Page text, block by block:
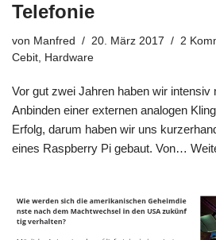
Telefonie
von Manfred 20. März 2017
2
Cebit, Hardware
Vor gut zwei Jahren haben wir intensiv
Anbinden einer externen analogen
Erfolg, darum haben wir uns
eines Raspberry Pi gebaut. Von…